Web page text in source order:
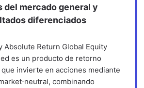
del mercado general y
diferenciados
Absolute Return Global Equity
es un producto de retorno
invierte en acciones mediante
combinando